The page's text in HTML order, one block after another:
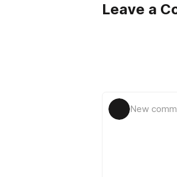
Leave a